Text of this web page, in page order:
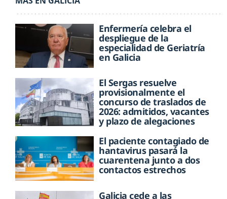
Enfermería celebra el
despliegue de la
especialidad de Geriatría
en Galicia
El Sergas resuelve
provisionalmente el
concurso de traslados de
2026: admitidos, vacantes
y plazo de alegaciones
El paciente contagiado de
hantavirus pasará la
cuarentena junto a dos
contactos estrechos
Galicia cede a las